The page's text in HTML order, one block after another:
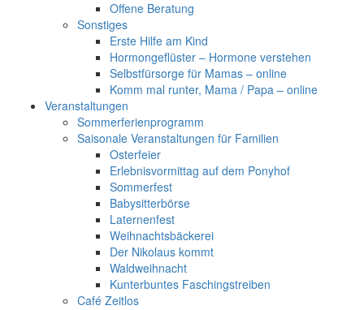
Offene Beratung
Sonstiges
Erste Hilfe am Kind
Hormongeflüster – Hormone verstehen
Selbstfürsorge für Mamas – online
Komm mal runter, Mama / Papa – online
Veranstaltungen
Sommerferienprogramm
Saisonale Veranstaltungen für Familien
Osterfeier
Erlebnisvormittag auf dem Ponyhof
Sommerfest
Babysitterbörse
Laternenfest
Weihnachtsbäckerei
Der Nikolaus kommt
Waldweihnacht
Kunterbuntes Faschingstreiben
Café Zeitlos